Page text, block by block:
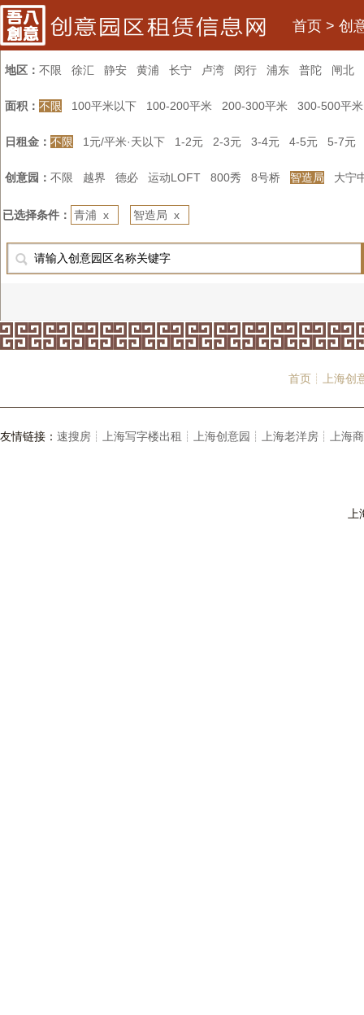
首页 > 创
地区： 不限 徐汇 静安 黄浦 长宁 卢湾 闵行 浦东 普陀 闸北
面积： 不限 100平米以下 100-200平米 200-300平米 300-500平米
日租金： 不限 1元/平米·天以下 1-2元 2-3元 3-4元 4-5元 5-7元
创意园： 不限 越界 德必 运动LOFT 800秀 8号桥 智造局 大宁
已选择条件： 青浦 x 智造局 x
首页┊ 上海
友情链接： 速搜房┊ 上海写字楼出租┊ 上海创意园┊ 上海老洋房┊ 上海